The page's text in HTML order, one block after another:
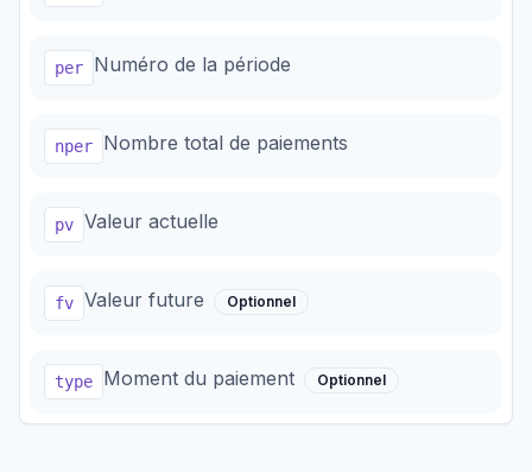
per Numéro de la période
nper Nombre total de paiements
pv Valeur actuelle
fv Valeur future Optionnel
type Moment du paiement Optionnel